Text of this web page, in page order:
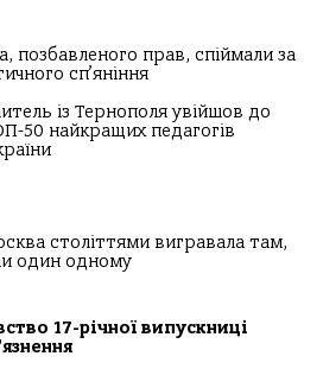
позбавленого прав, спіймали за
сп’яніння
із Тернополя увійшов до
50 найкращих педагогів
століттями вигравала там,
один одному
17-річної випускниці